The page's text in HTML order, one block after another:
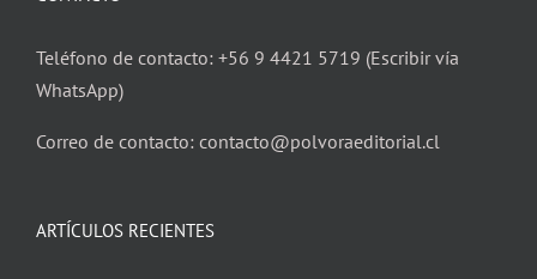
Teléfono de contacto: +56 9 4421 5719 (Escribir vía
WhatsApp)
Correo de contacto: contacto@polvoraeditorial.cl
ARTÍCULOS RECIENTES